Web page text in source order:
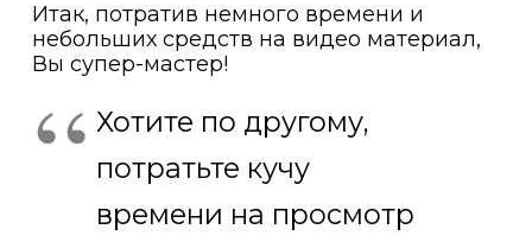
Итак, потратив немного времени и
небольших средств на видео материал,
Вы супер-мастер!
Хотите по другому,
потратьте кучу
времени на просмотр